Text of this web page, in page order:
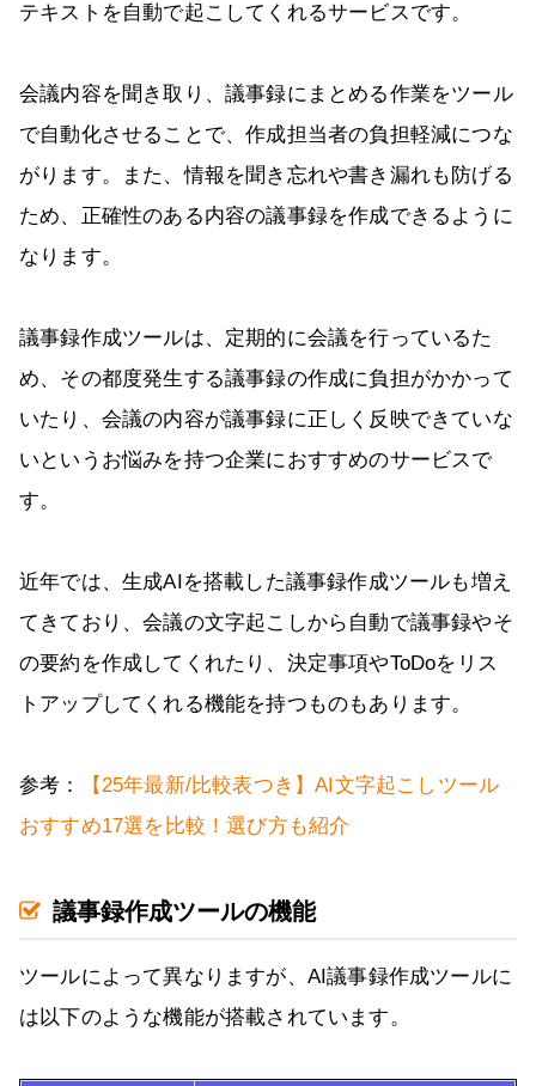
テキストを自動で起こしてくれるサービスです。
会議内容を聞き取り、議事録にまとめる作業をツール
で自動化させることで、作成担当者の負担軽減につな
がります。また、情報を聞き忘れや書き漏れも防げる
ため、正確性のある内容の議事録を作成できるように
なります。
議事録作成ツールは、定期的に会議を行っているた
め、その都度発生する議事録の作成に負担がかかって
いたり、会議の内容が議事録に正しく反映できていな
いというお悩みを持つ企業におすすめのサービスで
す。
近年では、生成AIを搭載した議事録作成ツールも増え
てきており、会議の文字起こしから自動で議事録やそ
の要約を作成してくれたり、決定事項やToDoをリス
トアップしてくれる機能を持つものもあります。
参考：
【25年最新/比較表つき】AI文字起こしツール
おすすめ17選を比較！選び方も紹介
議事録作成ツールの機能
ツールによって異なりますが、AI議事録作成ツールに
は以下のような機能が搭載されています。